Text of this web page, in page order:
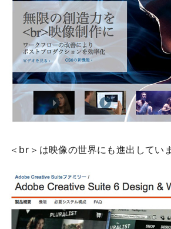
＜br＞は映像の世界にも進出していま